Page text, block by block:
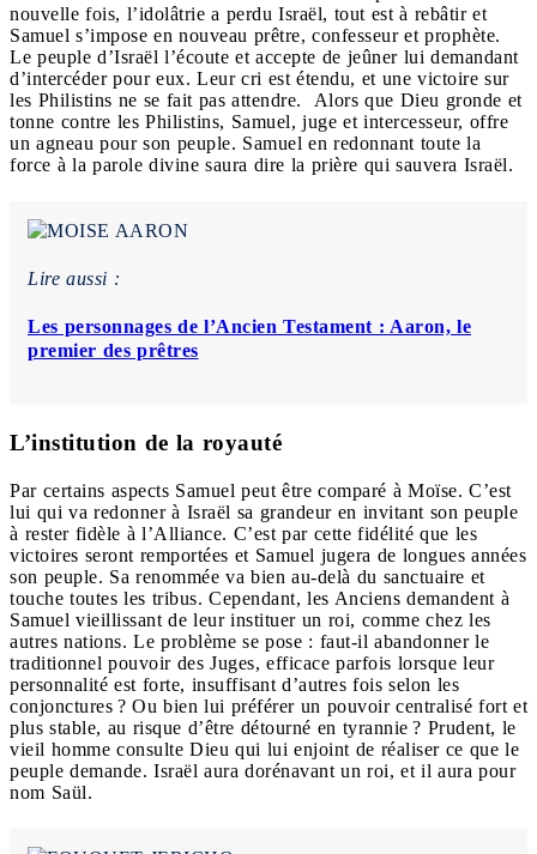
nouvelle fois, l’idolâtrie a perdu Israël, tout est à rebâtir et
Samuel s’impose en nouveau prêtre, confesseur et prophète.
Le peuple d’Israël l’écoute et accepte de jeûner lui demandant
d’intercéder pour eux. Leur cri est étendu, et une victoire sur
les Philistins ne se fait pas attendre. Alors que Dieu gronde et
tonne contre les Philistins, Samuel, juge et intercesseur, offre
un agneau pour son peuple. Samuel en redonnant toute la
force à la parole divine saura dire la prière qui sauvera Israël.
Lire aussi :
Les personnages de l’Ancien Testament : Aaron, le
premier des prêtres
L’institution de la royauté
Par certains aspects Samuel peut être comparé à Moïse. C’est
lui qui va redonner à Israël sa grandeur en invitant son peuple
à rester fidèle à l’Alliance. C’est par cette fidélité que les
victoires seront remportées et Samuel jugera de longues années
son peuple. Sa renommée va bien au-delà du sanctuaire et
touche toutes les tribus. Cependant, les Anciens demandent à
Samuel vieillissant de leur instituer un roi, comme chez les
autres nations. Le problème se pose : faut-il abandonner le
traditionnel pouvoir des Juges, efficace parfois lorsque leur
personnalité est forte, insuffisant d’autres fois selon les
conjonctures ? Ou bien lui préférer un pouvoir centralisé fort et
plus stable, au risque d’être détourné en tyrannie ? Prudent, le
vieil homme consulte Dieu qui lui enjoint de réaliser ce que le
peuple demande. Israël aura dorénavant un roi, et il aura pour
nom Saül.